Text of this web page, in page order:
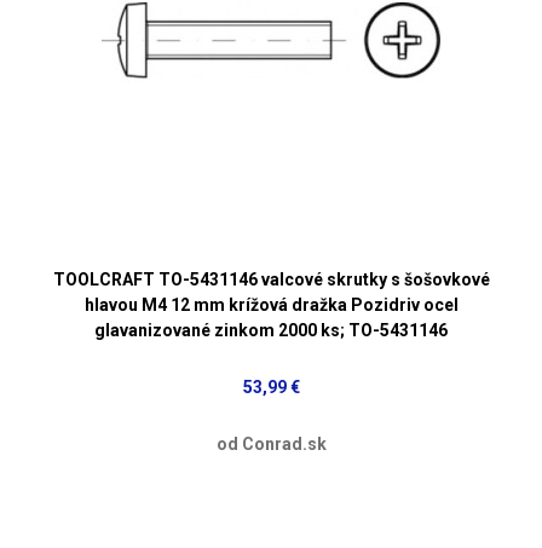
TOOLCRAFT TO-5431146 valcové skrutky s šošovkové
hlavou M4 12 mm krížová dražka Pozidriv ocel
glavanizované zinkom 2000 ks; TO-5431146
53,99 €
od Conrad.sk